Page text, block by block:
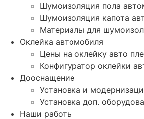
Шумоизоляция пола
Шумоизоляция капота
Материалы для
Оклейка автомобиля
Цены на оклейку авто
Конфигуратор оклейки
Дооснащение
Установка и
Установка доп.
Наши работы